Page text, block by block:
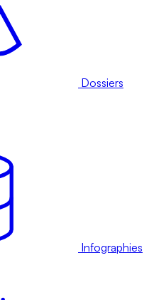
Dossiers
Infographies